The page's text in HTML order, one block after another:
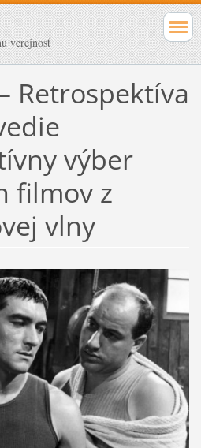
verejnosť
Retrospektíva
výber
filmov z
vlny